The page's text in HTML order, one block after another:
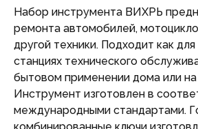
Набор инструмента ВИХРЬ
ремонта автомобилей,
другой техники. Подходит как
станциях технического
бытовом применении дома или на
Инструмент изготовлен в
международными стандартами.